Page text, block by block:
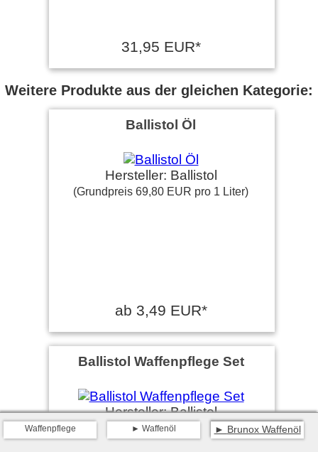
31,95 EUR*
Weitere Produkte aus der gleichen Kategorie:
Ballistol Öl
Hersteller: Ballistol
(Grundpreis 69,80 EUR pro 1 Liter)
ab 3,49 EUR*
Ballistol Waffenpflege Set
Hersteller: Ballistol
Waffenpflege Waffenöl Brunox Waffenöl